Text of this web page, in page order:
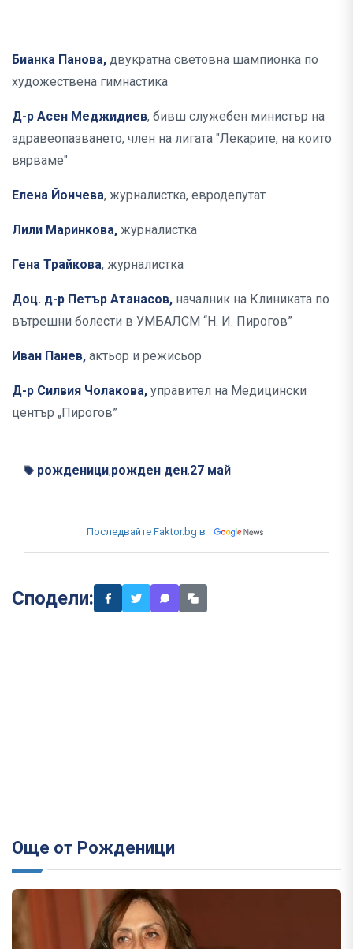
Бианка Панова, двукратна световна шампионка по
художествена гимнастика
Д-р Асен Меджидиев, бивш служебен министър на
здравеопазването, член на лигата "Лекарите, на които
вярваме"
Елена Йончева, журналистка, евродепутат
Лили Маринкова, журналистка
Гена Трайкова, журналистка
Доц. д-р Петър Атанасов, началник на Клиниката по
вътрешни болести в УМБАЛСМ “Н. И. Пирогов”
Иван Панев, актьор и режисьор
Д-р Силвия Чолакова, управител на Медицински
център „Пирогов”
рожденици,рожден ден,27 май
Последвайте Faktor.bg в
Сподели:
Още от Рожденици